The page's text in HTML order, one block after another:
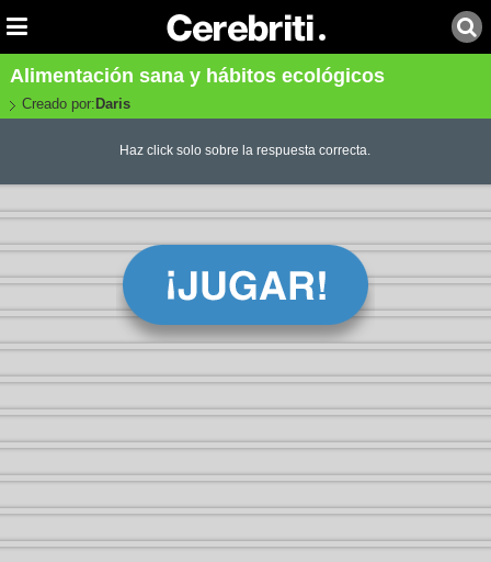
Alimentación sana y hábitos ecológicos
Creado por: Daris
Haz click solo sobre la respuesta correcta.